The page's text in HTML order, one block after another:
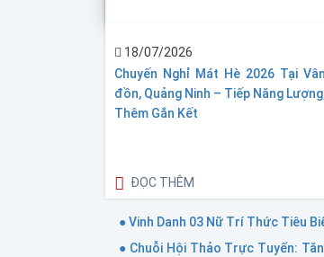
18/07/2026
Chuyến Nghỉ Mát Hè 2026 Tại Vân
đồn, Quảng Ninh – Tiếp Năng
Thêm Gắn Kết
ĐỌC THÊM
● Vinh Danh 03 Nữ Trí Thức Tiêu
● Chuỗi Hội Thảo Trực Tuyến: